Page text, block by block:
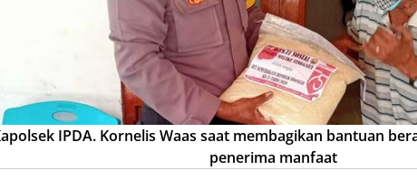
IPDA. Kornelis Waas saat membagikan bantuan
penerima manfaat